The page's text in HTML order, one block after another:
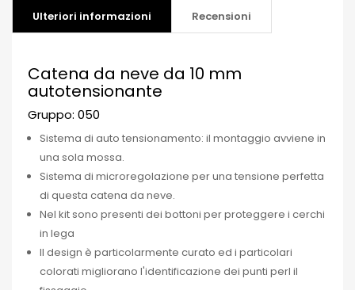
Ulteriori informazioni Recensioni
Catena da neve da 10 mm
autotensionante
Gruppo: 050
Sistema di auto tensionamento: il montaggio avviene in
una sola mossa.
Sistema di microregolazione per una tensione perfetta
di questa catena da neve.
Nel kit sono presenti dei bottoni per proteggere i cerchi
in lega
Il design è particolarmente curato ed i particolari
colorati migliorano l'identificazione dei punti perl il